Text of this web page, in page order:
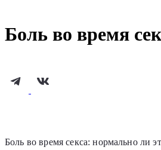
Боль во время
Боль во время секса: нормально ли